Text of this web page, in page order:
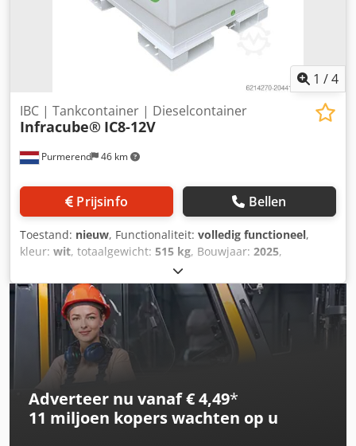
1 /4
Purmerend 46 km
IBC | Tankcontainer | Dieselcontainer
Infracube® IC8-12V
Prijsinfo Bellen
Toestand: nieuw, Functionaliteit: volledig functioneel,
kleur: wit, totaalgewicht: 515 kg, Bouwjaar: 2025,
IC8-12V
Dieselcontainer IBC Dcjdpfx Aext Izysfljk - dimensions
LxBxH (mm) 1485x 1150x1295 - Capacity 800 liter - Weight
515kg - 12 Volt pump with digital flowmeter - 4 meters of
hose and automatic nozzle - Forksleeves at 4 sides and
lifting points UN, TÜV, ADR
Adverteer nu vanaf € 4,49*
11 miljoen koperswachten op u